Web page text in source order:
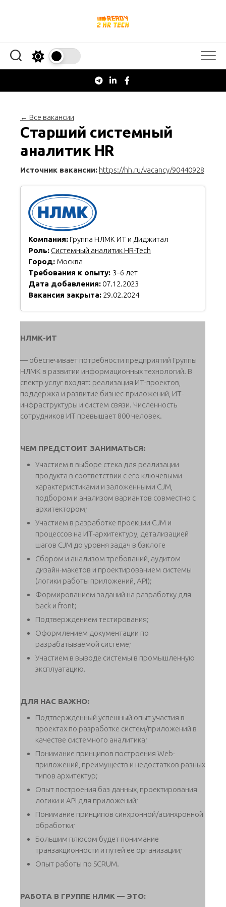
← Все вакансии
Старший системный
аналитик HR
Источник вакансии: https://hh.ru/vacancy/90440928
Компания:Группа НЛМК ИТ и Диджитал
Роль: Системный аналитик HR-Tech
Город: Москва
Требования к опыту: 3–6 лет
Дата добавления: 07.12.2023
Вакансия закрыта: 29.02.2024
НЛМК-ИТ
— обеспечивает потребности предприятий Группы
НЛМК в развитии информационных технологий. В
спектр услуг входят: реализация ИТ-проектов,
поддержка и развитие бизнес-приложений, ИТ-
инфраструктуры и систем связи. Численность
сотрудников ИТ превышает 800 человек.
ЧЕМ ПРЕДСТОИТ ЗАНИМАТЬСЯ:
Участием в выборе стека для реализации
продукта в соответствии с его ключевыми
характеристиками и заложенными CJM,
подбором и анализом вариантов совместно с
архитектором;
Участием в разработке проекции CJM и
процессов на ИТ-архитектуру, детализацией
шагов CJM до уровня задач в бэклоге
Сбором и анализом требований, аудитом
дизайн-макетов и проектированием системы
(логики работы приложений, API);
Формированием заданий на разработку для
back и front;
Подтверждением тестирования;
Оформлением документации по
разрабатываемой системе;
Участием в выводе системы в промышленную
эксплуатацию.
ДЛЯ НАС ВАЖНО:
Подтвержденный успешный опыт участия в
проектах по разработке систем/приложений в
качестве системного аналитика;
Понимание принципов построения Web-
приложений, преимуществ и недостатков разных
типов архитектур;
Опыт построения баз данных, проектирования
логики и API для приложений;
Понимание принципов синхронной/асинхронной
обработки;
Большим плюсом будет понимание
транзакционности и путей ее организации;
Опыт работы по SCRUM.
РАБОТА В ГРУППЕ НЛМК — ЭТО: